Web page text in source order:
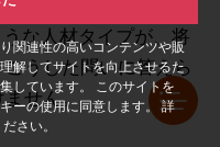
関連性の高いコンテンツや販
解してサイトを向上させるた
しています。 このサイトを
ーの使用に同意します。 詳
さい。
務を人が担い、どの
な人材タイプが、将
うした問いに答えら
せん。